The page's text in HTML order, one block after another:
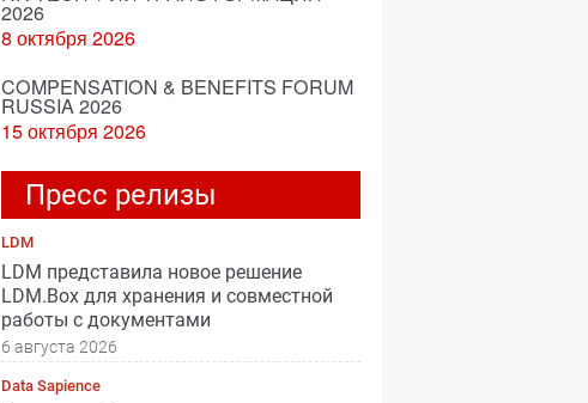
2026
8 октября 2026
COMPENSATION & BENEFITS FORUM
RUSSIA 2026
15 октября 2026
Пресс релизы
LDM
LDM представила новое решение
LDM.Box для хранения и совместной
работы с документами
6 августа 2026
Data Sapience